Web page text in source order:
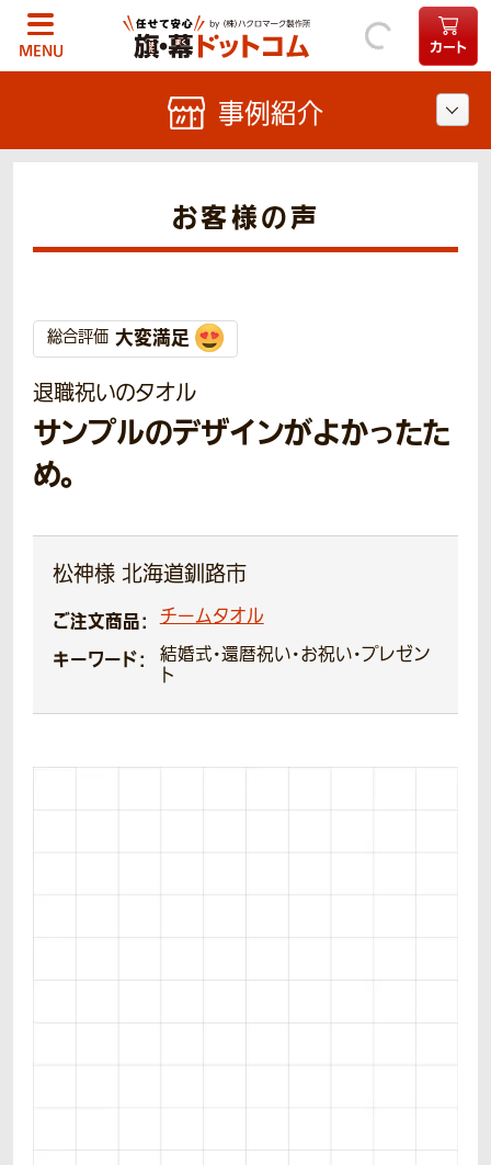
MENU カート
お客様の声
総合評価 大変満足
退職祝いのタオル
サンプルのデザインがよかったた
め。
松神様 北海道釧路市
ご注文商品： チームタオル
キーワード：
結婚式・還暦祝い・お祝い・プレゼン
ト
事例紹介